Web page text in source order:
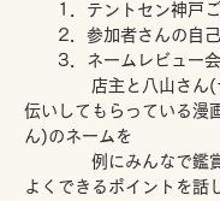
1．テントセン神戸ご
2．参加者さんの自己
3．ネームレビュ
店主と八山さん(テ
伝いしてもらっている漫
ん)のネームを
例にみんなで鑑賞
よくできるポイントを話